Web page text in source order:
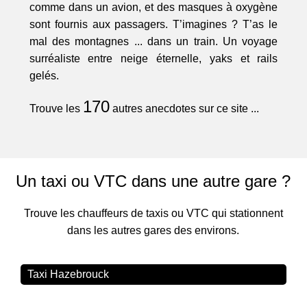
comme dans un avion, et des masques à oxygène
sont fournis aux passagers. T’imagines ? T’as le
mal des montagnes ... dans un train. Un voyage
surréaliste entre neige éternelle, yaks et rails
gelés.
Trouve les 170autres anecdotes sur ce site ...
Un taxi ou VTC dans une autre gare ?
Trouve les chauffeurs de taxis ou VTC qui stationnent
dans les autres gares des environs.
Taxi Hazebrouck